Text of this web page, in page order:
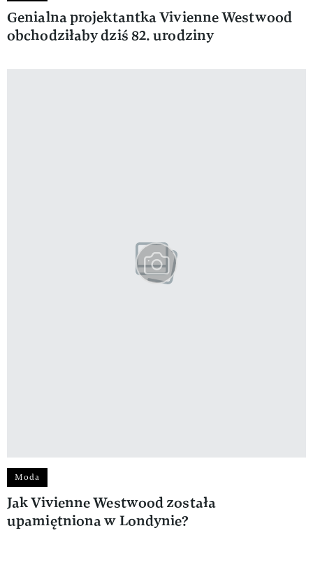
Genialna projektantka Vivienne Westwood
obchodziłaby dziś 82. urodziny
Moda
Jak Vivienne Westwood została
upamiętniona w Londynie?